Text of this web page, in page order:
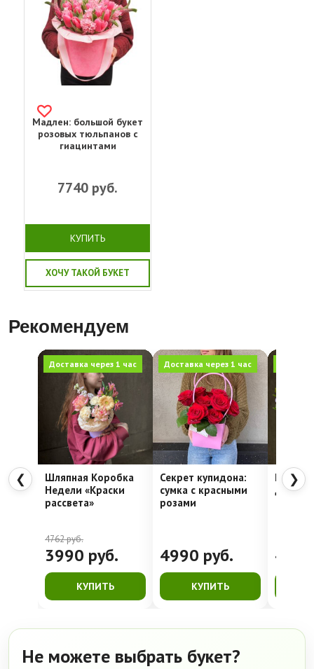
Мадлен: большой букет
розовых тюльпанов с
гиацинтами
7740 руб.
КУПИТЬ
ХОЧУ ТАКОЙ БУКЕТ
Рекомендуем
❮
Доставка через 1 час
Шляпная Коробка
Недели «Краски
рассвета»
4762руб.
3990 руб.
КУПИТЬ
Доставка через 1 час
Секрет купидона:
сумка с красными
розами
4990 руб.
КУПИТЬ
Нежные
❯
Не можете выбрать букет?